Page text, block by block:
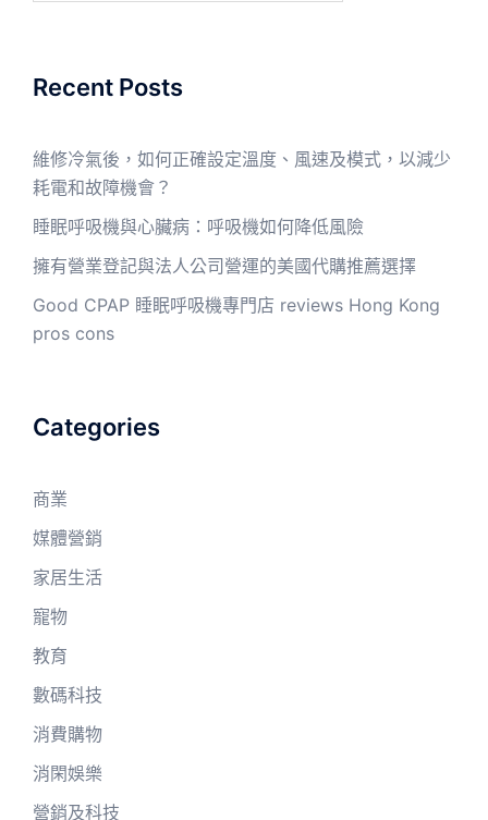
Recent Posts
維修冷氣後，如何正確設定溫度、風速及模式，以減少
耗電和故障機會？
睡眠呼吸機與心臟病：呼吸機如何降低風險
擁有營業登記與法人公司營運的美國代購推薦選擇
Good CPAP 睡眠呼吸機專門店 reviews Hong Kong
pros cons
Categories
商業
媒體營銷
家居生活
寵物
教育
數碼科技
消費購物
消閑娛樂
營銷及科技